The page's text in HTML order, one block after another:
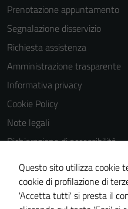
Prenotazione appuntamento
Segnalazione disservizio
Richiesta assistenza
Amministrazione trasparente
Informativa privacy
Cookie Policy
Note legali
Dichiarazione di accessibilità
Dichiarazione di accessibilità
Whistleblowing
Piano di miglioramento del sito
Questo sito utilizza cookie
cookie di profilazione di
'Accetta tutti' si presta il